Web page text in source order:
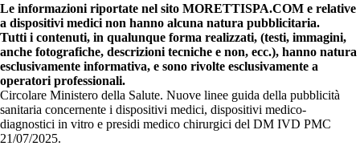
Le informazioni riportate nel sito MORETTISPA.COM e relative
a dispositivi medici non hanno alcuna natura pubblicitaria.
Tutti i contenuti, in qualunque forma realizzati, (testi, immagini,
anche fotografiche, descrizioni tecniche e non, ecc.), hanno natura
esclusivamente informativa, e sono rivolte esclusivamente a
operatori professionali.
Circolare Ministero della Salute. Nuove linee guida della pubblicità
sanitaria concernente i dispositivi medici, dispositivi medico-
diagnostici in vitro e presidi medico chirurgici del DM IVD PMC
21/07/2025.